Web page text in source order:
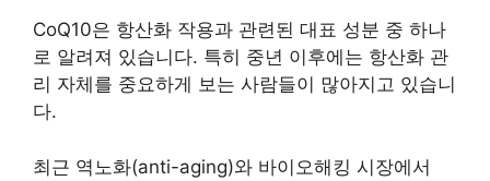
CoQ10은 항산화 작용과 관련된 대표 성분 중 하나
로 알려져 있습니다. 특히 중년 이후에는 항산화 관
리 자체를 중요하게 보는 사람들이 많아지고 있습니
다.
최근 역노화(anti-aging)와 바이오해킹 시장에서